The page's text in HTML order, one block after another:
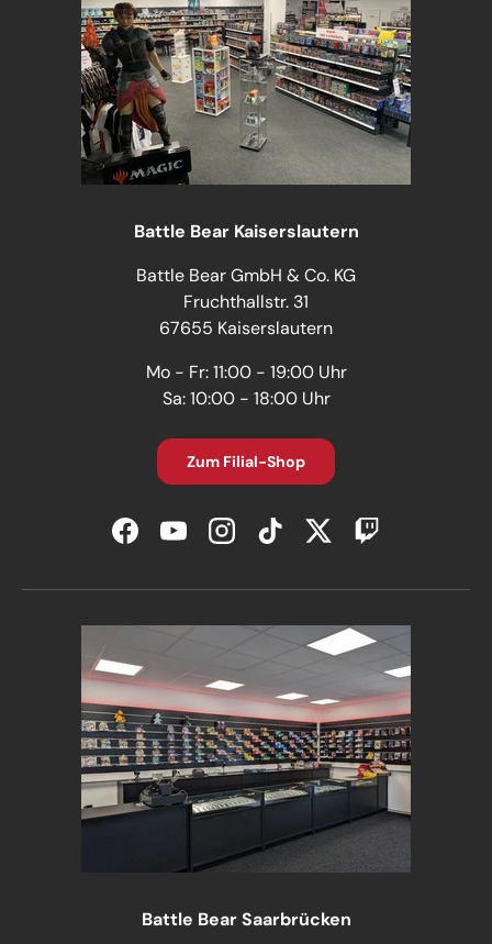
Battle Bear Kaiserslautern
Battle Bear GmbH & Co. KG
Fruchthallstr. 31
67655 Kaiserslautern
Mo - Fr: 11:00 - 19:00 Uhr
Sa: 10:00 - 18:00 Uhr
Zum Filial-Shop
FacebookYouTubeInstagramTikTokTwitterTwitch
Battle Bear Saarbrücken